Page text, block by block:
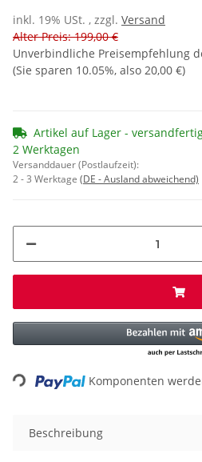
inkl. 19% USt. , zzgl. Versand
Alter Preis: 199,00 €
Unverbindliche Preisempfehlung
(Sie sparen 10.05%, also 20,00 €)
Artikel auf Lager -
2 Werktagen
Versanddauer (Postlaufzeit):
2 - 3 Werktage (DE - Ausland abweichend)
Komponenten
Beschreibung